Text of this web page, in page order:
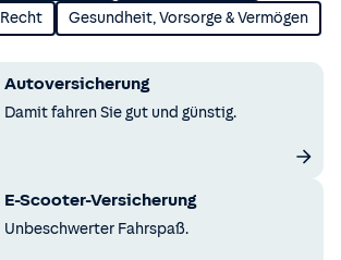
Gesundheit, Vorsorge & Vermögen
Autoversicherung
Damit fahren Sie gut und günstig.
E-Scooter-Versicherung
Unbeschwerter Fahrspaß.